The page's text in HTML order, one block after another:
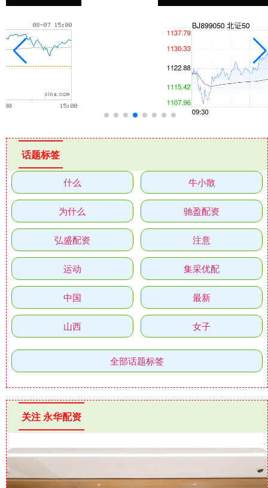
话题标签
什么 牛小散
为什么 驰盈配资
弘盛配资 注意
运动 集采优配
中国 最新
山西 女子
全部话题标签
关注 永华配资